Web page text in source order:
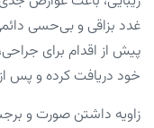
غدد بزاقی و بی‌حسی
پیش از اقدام برای
خود دریافت کرده و پس
زاویه داشتن صورت و